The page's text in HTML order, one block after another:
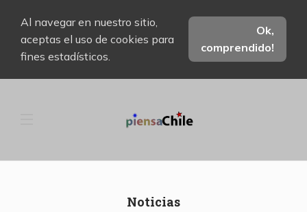
Al navegar en nuestro sitio,
aceptas el uso de cookies para
fines estadísticos.
Ok,
comprendido!
Noticias